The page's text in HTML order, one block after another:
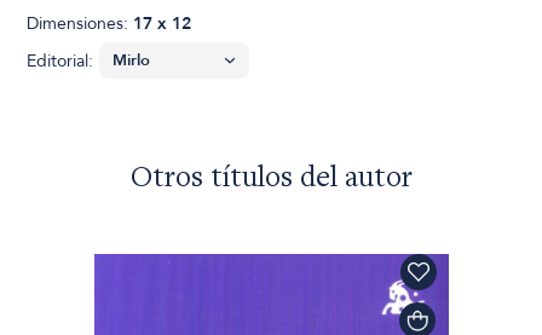
Dimensiones: 17 x 12
Editorial:
Otros títulos del autor